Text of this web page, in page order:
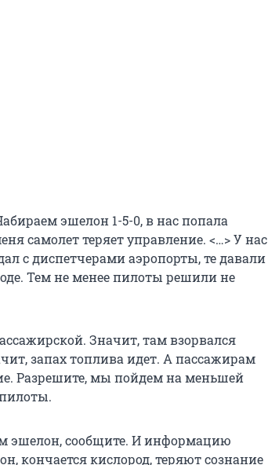
эшелон 1-5-0, в нас попала
самолет теряет управление. <…> У нас
с диспетчерами аэропорты, те давали
Тем не менее пилоты решили не
Значит, там взорвался
запах топлива идет. А пассажирам
Разрешите, мы пойдем на меньшей
эшелон, сообщите. И информацию
кончается кислород, теряют сознание